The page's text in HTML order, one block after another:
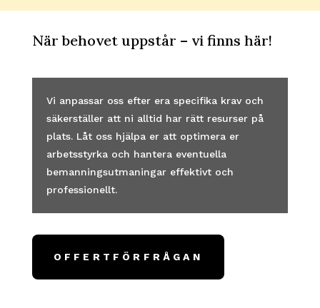
När behovet uppstår – vi finns här!
Vi anpassar oss efter era specifika krav och
säkerställer att ni alltid har rätt resurser på
plats. Låt oss hjälpa er att optimera er
arbetsstyrka och hantera eventuella
bemanningsutmaningar effektivt och
professionellt.
OFFERTFÖRFRÅGAN